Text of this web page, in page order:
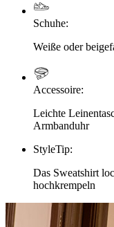
Schuhe:
Weiße oder
Accessoire:
Leichte
Armbanduhr
StyleTip:
Das Sweatshirt
hochkrempeln